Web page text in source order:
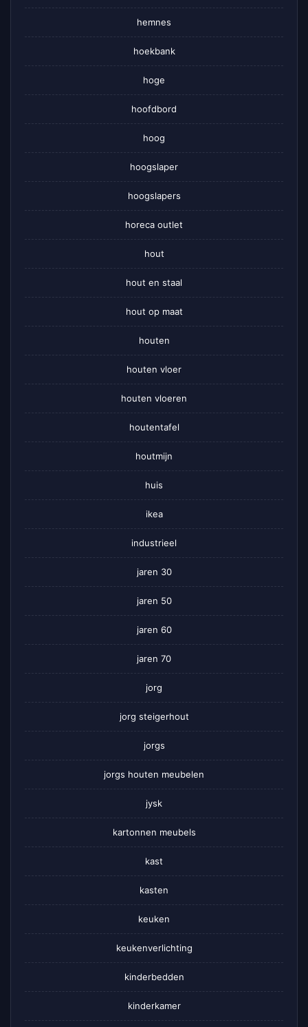
hemnes
hoekbank
hoge
hoofdbord
hoog
hoogslaper
hoogslapers
horeca outlet
hout
hout en staal
hout op maat
houten
houten vloer
houten vloeren
houtentafel
houtmijn
huis
ikea
industrieel
jaren 30
jaren 50
jaren 60
jaren 70
jorg
jorg steigerhout
jorgs
jorgs houten meubelen
jysk
kartonnen meubels
kast
kasten
keuken
keukenverlichting
kinderbedden
kinderkamer